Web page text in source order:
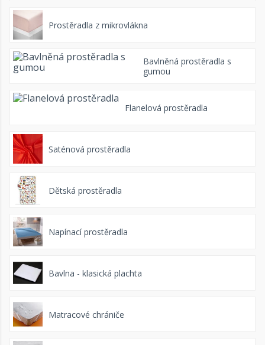
Prostěradla z mikrovlákna
Bavlněná prostěradla s
gumou
Flanelová prostěradla
Saténová prostěradla
Dětská prostěradla
Napínací prostěradla
Bavlna - klasická plachta
Matracové chrániče